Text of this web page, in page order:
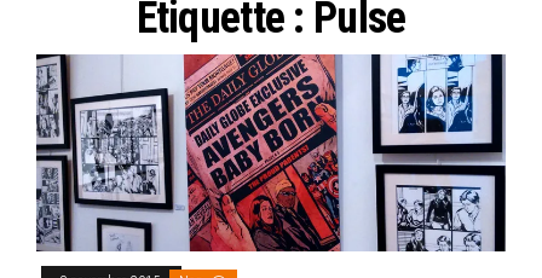
Étiquette : Pulse